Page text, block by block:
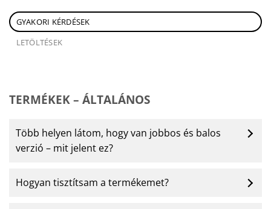
GYAKORI KÉRDÉSEK
LETÖLTÉSEK
TERMÉKEK – ÁLTALÁNOS
Több helyen látom, hogy van jobbos és balos
verzió – mit jelent ez?
Hogyan tisztítsam a termékemet?